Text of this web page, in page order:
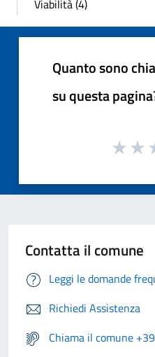
Viabilità (4)
Quanto sono
su questa
Contatta il comune
Leggi le domande
Richiedi Assistenza
Chiama il comune